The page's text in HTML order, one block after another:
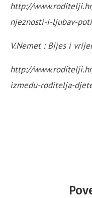
http://
njeznosti-i-ljubav-
V.Nemet : Bijes i
http://
izmedu-roditelja-